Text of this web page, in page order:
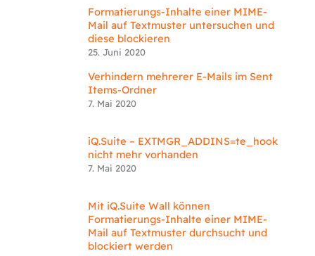
Formatierungs-Inhalte einer MIME-
Mail auf Textmuster untersuchen und
diese blockieren
25. Juni 2020
Verhindern mehrerer E-Mails im Sent
Items-Ordner
7. Mai 2020
iQ.Suite – EXTMGR_ADDINS=te_hook
nicht mehr vorhanden
7. Mai 2020
Mit iQ.Suite Wall können
Formatierungs-Inhalte einer MIME-
Mail auf Textmuster durchsucht und
blockiert werden